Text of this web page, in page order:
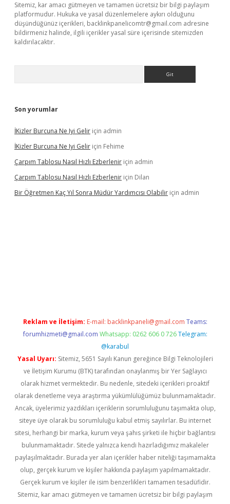
Sitemiz, kar amacı gütmeyen ve tamamen ücretsiz bir bilgi paylaşım
platformudur. Hukuka ve yasal düzenlemelere aykırı olduğunu
düşündüğünüz içerikleri, backlinkpanelicomtr@gmail.com adresine
bildirmeniz halinde, ilgili içerikler yasal süre içerisinde sitemizden
kaldırılacaktır.
Son yorumlar
İKizler Burcuna Ne Iyi Gelir için admin
İKizler Burcuna Ne Iyi Gelir için Fehime
Çarpım Tablosu Nasıl Hızlı Ezberlenir için admin
Çarpım Tablosu Nasıl Hızlı Ezberlenir için Dilan
Bir Öğretmen Kaç Yıl Sonra Müdür Yardımcısı Olabilir için admin
Reklam ve İletişim: E-mail: backlinkpaneli@gmail.com Teams:
forumhizmeti@gmail.com Whatsapp: 0262 606 0 726 Telegram:
@karabul
Yasal Uyarı: Sitemiz, 5651 Sayılı Kanun gereğince Bilgi Teknolojileri
ve İletişim Kurumu (BTK) tarafından onaylanmış bir Yer Sağlayıcı
olarak hizmet vermektedir. Bu nedenle, sitedeki içerikleri proaktif
olarak denetleme veya araştırma yükümlülüğümüz bulunmamaktadır.
Ancak, üyelerimiz yazdıkları içeriklerin sorumluluğunu taşımakta olup,
siteye üye olarak bu sorumluluğu kabul etmiş sayılırlar. Bu internet
sitesi, herhangi bir marka, kurum veya şahıs şirketi ile hiçbir bağlantısı
bulunmamaktadır. Sitede yalnızca kendi hazırladığımız makaleler
paylaşılmaktadır. Burada yer alan içerikler haber niteliği taşımamakta
olup, gerçek kurum ve kişiler hakkında paylaşım yapılmamaktadır.
Gerçek kurum ve kişiler ile isim benzerlikleri tamamen tesadüfidir.
Sitemiz, kar amacı gütmeyen ve tamamen ücretsiz bir bilgi paylaşım